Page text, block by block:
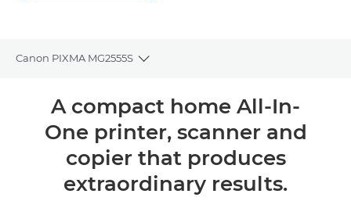
Canon PIXMA MG2555S
Toggle breadcrumbs
Présentation
Caractéristiques
Commentaires
A compact home All-In-
One printer, scanner and
copier that produces
extraordinary results.